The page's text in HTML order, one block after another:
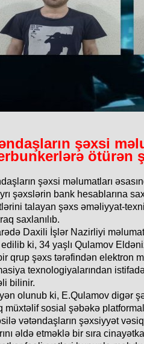
şəxsi
ötürən
şəxsi məlumatları
şəxslərin bank hesablarına
talayan şəxs əməliyyat-
saxlanılıb.
Daxili İşlər Nazirliyi məlumat
ki, 34 yaşlı Qulamov
qrup şəxs tərəfindən elektron
texnologiyalarından
bilinir.
olunub ki, E.Qulamov digər
müxtəlif sosial şəbəkə
vətəndaşların şəxsiyyət
əldə etməklə bir sıra